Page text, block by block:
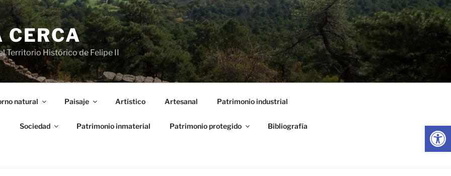
Abrir
CERCA
Territorio Histórico de Felipe II
natural Paisaje Artístico Artesanal Patrimonio industrial
Sociedad Patrimonio inmaterial Patrimonio protegido Bibliografía